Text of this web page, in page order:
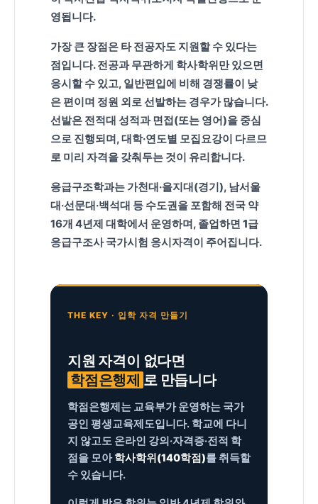
영됩니다.
가장 큰 장점은 타 전공자도 지원할 수 있다는
점입니다. 전공과 무관하게 학사학위만 있으면
응시할 수 있고, 일반편입에 비해 경쟁률이 낮
은 편이며 정원 외로 선발하는 경우가 많습니다.
선발은 전적대 성적과 면접(또는 영어)을 중심
으로 진행되며, 대학·연도별 모집요강이 다르므
로 미리 자격을 갖춰두는 것이 유리합니다.
응급구조학과는 가천대·을지대(경기), 남서울
대·선문대·백석대 등 수도권을 포함해 전국 약
16개 4년제 대학에서 운영하며, 졸업하면 1급
응급구조사국가시험 응시자격이 주어집니다.
THE KEY · 입학 자격 만들기
지원 자격이 없다면
학점은행제 로 만듭니다
학점은행제는 교육부가 운영하는 국가
공인 평생교육제도입니다. 학교에 다니
지 않고도 온라인 강의·자격증·전적 학
점을 모아학사학위(140학점)를 취득할
수 있습니다.